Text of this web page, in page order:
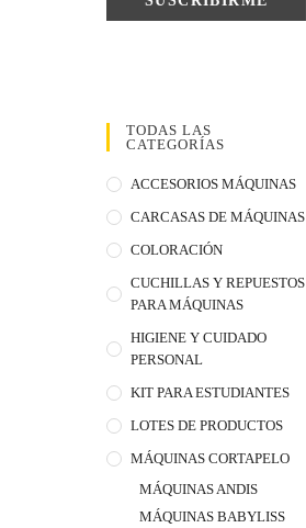
TODAS LAS
CATEGORÍAS
ACCESORIOS MÁQUINAS
CARCASAS DE MÁQUINAS
COLORACIÓN
CUCHILLAS Y REPUESTOS
PARA MÁQUINAS
HIGIENE Y CUIDADO
PERSONAL
KIT PARA ESTUDIANTES
LOTES DE PRODUCTOS
MÁQUINAS CORTAPELO
MÁQUINAS ANDIS
MÁQUINAS BABYLISS